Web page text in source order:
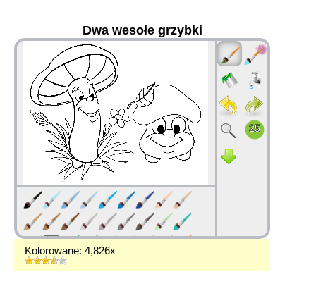
Dwa wesołe grzybki
Kolorowane: 4,826x